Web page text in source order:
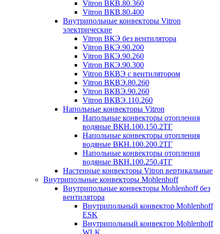
Vitron ВКВ.80.360
Vitron ВКВ.80.400
Внутрипольные конвекторы Vitron
электрические
Vitron ВКЭ без вентилятора
Vitron ВКЭ.90.200
Vitron ВКЭ.90.260
Vitron ВКЭ.90.300
Vitron ВКВЭ с вентилятором
Vitron ВКВЭ.80.260
Vitron ВКВЭ.90.260
Vitron ВКВЭ.110.260
Напольные конвекторы Vitron
Напольные конвекторы отопления
водяные ВКН.100.150.2ТГ
Напольные конвекторы отопления
водяные ВКН.100.200.2ТГ
Напольные конвекторы отопления
водяные ВКН.100.250.4ТГ
Настенные конвекторы Vitron вертикальные
Внутрипольные конвекторы Mohlenhoff
Внутрипольные конвекторы Mohlenhoff без
вентилятора
Внутрипольный конвектор Mohlenhoff
ESK
Внутрипольный конвектор Mohlenhoff
WLK